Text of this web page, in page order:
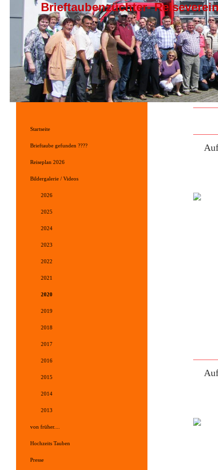
Brieftaubenzüchter-
Startseite
Brieftaube gefunden ????
Reiseplan 2026
Bildergalerie / Videos
2026
2025
2024
2023
2022
2021
2020
2019
2018
2017
2016
2015
2014
2013
von früher....
Hochzeits Tauben
Presse